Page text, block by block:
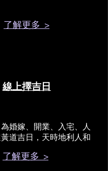
了解更多 >
線上擇吉日
婚嫁、開業、入宅、人
道吉日，天時地利人和
了解更多 >